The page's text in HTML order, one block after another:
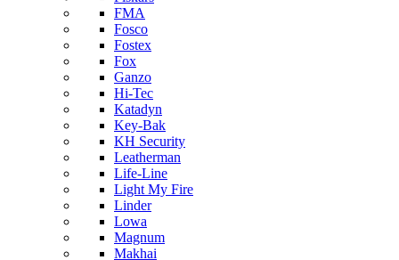
FMA
Fosco
Fostex
Fox
Ganzo
Hi-Tec
Katadyn
Key-Bak
KH Security
Leatherman
Life-Line
Light My Fire
Linder
Lowa
Magnum
Makhai